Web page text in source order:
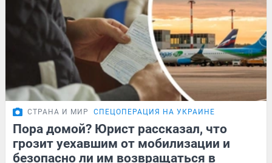
СТРАНА И МИР СПЕЦОПЕРАЦИЯ НА УКРАИНЕ
Пора домой? Юрист рассказал, что
грозит уехавшим от мобилизации и
безопасно ли им возвращаться в